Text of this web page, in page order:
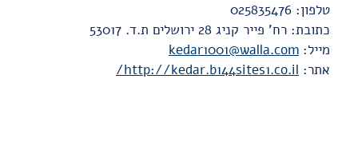
טלפון: 025835476
כתובת: רח' פייר קניג 28 ירושלים ת.ד. 53017
מייל: kedar1001@walla.com
אתר: http://kedar.b144sites1.co.il/